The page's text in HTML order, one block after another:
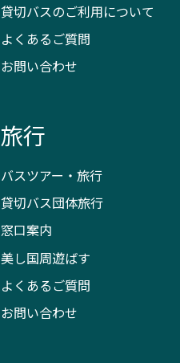
貸切バスのご利用について
よくあるご質問
お問い合わせ
旅行
バスツアー・旅行
貸切バス団体旅行
窓口案内
美し国周遊ばす
よくあるご質問
お問い合わせ